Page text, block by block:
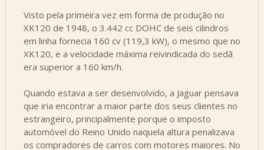
Visto pela primeira vez em forma de produção no
XK120 de 1948, o 3.442 cc DOHC de seis cilindros
em linha fornecia 160 cv (119,3 kW), o mesmo que no
XK120, e a velocidade máxima reivindicada do sedã
era superior a 160 km/h.
Quando estava a ser desenvolvido, a Jaguar pensava
que iria encontrar a maior parte dos seus clientes no
estrangeiro, principalmente porque o imposto
automóvel do Reino Unido naquela altura penalizava
os compradores de carros com motores maiores. No